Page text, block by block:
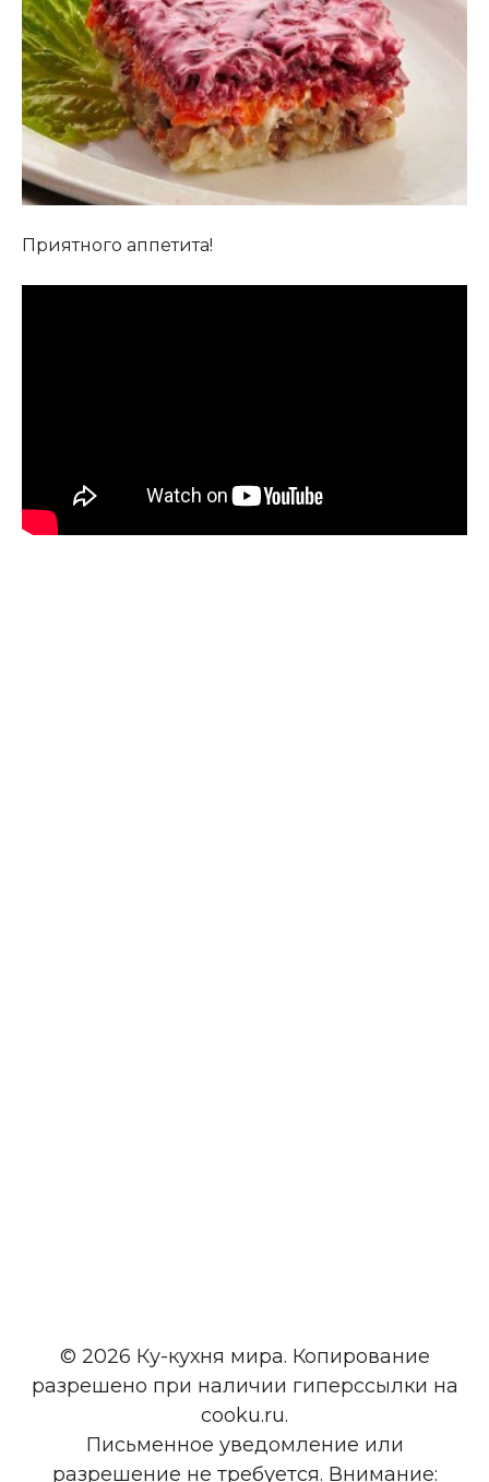
Приятного аппетита!
© 2026 Ку-кухня мира. Копирование
разрешено при наличии гиперссылки на
cooku.ru.
Письменное уведомление или
разрешение не требуется. Внимание: